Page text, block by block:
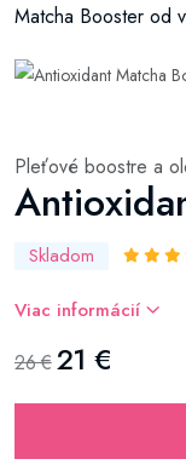
Matcha Booster od
Pleťové boostre a
Skladom
Viac informácií
26 €21 €